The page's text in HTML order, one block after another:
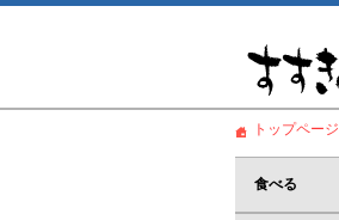
トップページ
食べる